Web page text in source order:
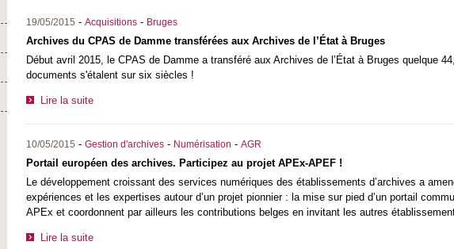
19/05/2015 - Acquisitions - Bruges
Archives du CPAS de Damme transférées aux Archives de l’État à Bruges
Début avril 2015, le CPAS de Damme a transféré aux Archives de l’État à Bruges quelque
documents s'étalent sur six siècles !
Lire la suite
10/05/2015 - Gestion d'archives - Numérisation - AGR
Portail européen des archives. Participez au projet APEx-APEF !
Le développement croissant des services numériques des établissements d’archives a
expériences et les expertises autour d’un projet pionnier : la mise sur pied d’un portail
APEx et coordonnent par ailleurs les contributions belges en invitant les autres
Lire la suite